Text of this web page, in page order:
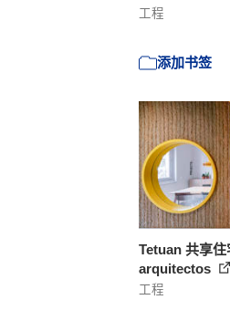
工程
添加书签
Tetuan 共享
arquitectos
工程